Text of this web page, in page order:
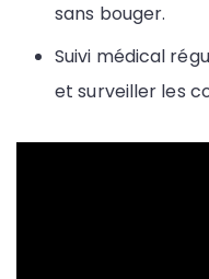
sans bouger.
Suivi médical
et surveiller les